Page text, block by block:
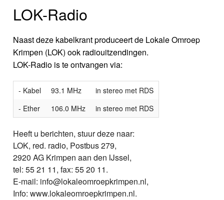
LOK-Radio
Naast deze kabelkrant produceert de Lokale Omroep
Krimpen (LOK) ook radiouitzendingen.
LOK-Radio is te ontvangen via:
- Kabel 93.1 MHz
in stereo met RDS
- Ether
106.0 MHz in stereo met RDS
Heeft u berichten, stuur deze naar:
LOK, red. radio, Postbus 279,
2920 AG Krimpen aan den IJssel,
tel: 55 21 11, fax: 55 20 11.
E-mail: info@lokaleomroepkrimpen.nl,
Info: www.lokaleomroepkrimpen.nl.